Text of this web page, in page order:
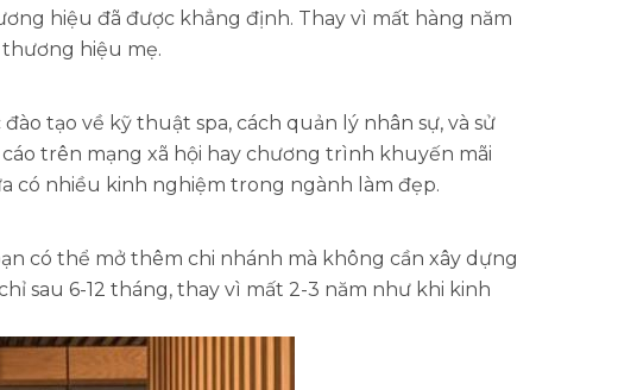
hiệu đã được khẳng định. Thay vì mất hàng năm
hiệu mẹ.
tạo về kỹ thuật spa, cách quản lý nhân sự, và sử
trên mạng xã hội hay chương trình khuyến mãi
có nhiều kinh nghiệm trong ngành làm đẹp.
có thể mở thêm chi nhánh mà không cần xây dựng
sau 6-12 tháng, thay vì mất 2-3 năm như khi kinh